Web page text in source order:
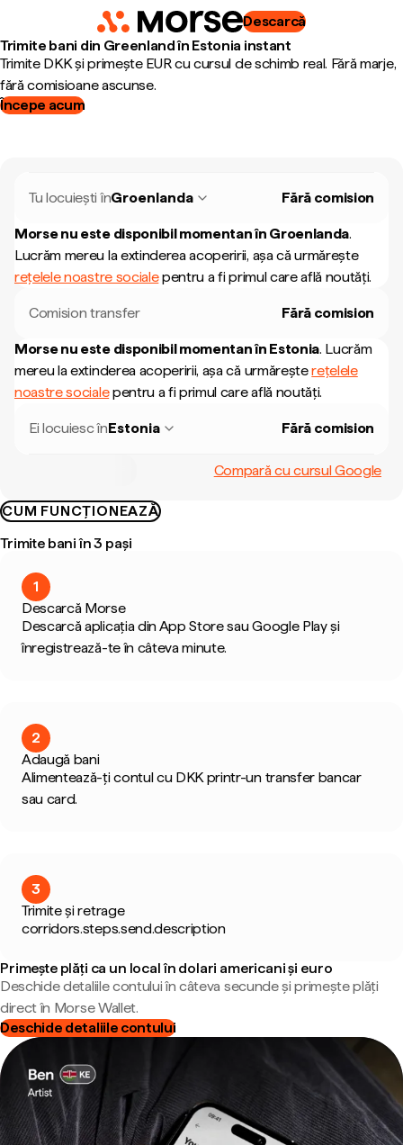
Descarcă
Trimite bani din Greenland în Estonia instant
Trimite DKK și primește EUR cu cursul de schimb real. Fără marje,
fără comisioane ascunse.
Începe acum
Tu locuiești înGroenlanda Fără comision
Morse nu este disponibil momentan în Groenlanda.
Lucrăm mereu la extinderea acoperirii, așa că urmărește
rețelele noastre socialepentru a fi primul care află noutăți.
Comision transfer Fără comision
Morse nu este disponibil momentan în Estonia. Lucrăm
mereu la extinderea acoperirii, așa că urmăreșterețelele
noastre socialepentru a fi primul care află noutăți.
Ei locuiesc înEstonia Fără comision
Compară cu cursul Google
CUM FUNCȚIONEAZĂ
Trimite bani în 3 pași
1
Descarcă Morse
Descarcă aplicația din App Store sau Google Play și
înregistrează-te în câteva minute.
2
Adaugă bani
Alimentează-ți contul cu DKK printr-un transfer bancar
sau card.
3
Trimite și retrage
corridors.steps.send.description
Primește plăți ca un local în dolari americani și euro
Deschide detaliile contului în câteva secunde și primește plăți
direct în Morse Wallet.
Deschide detaliile contului